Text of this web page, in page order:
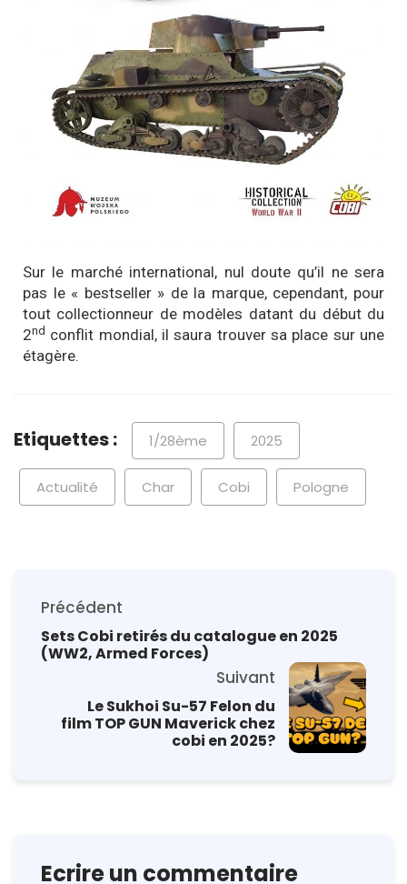
Sur le marché international, nul doute qu’il ne sera
pas le « bestseller » de la marque, cependant, pour
tout collectionneur de modèles datant du début du
2nd conflit mondial, il saura trouver sa place sur une
étagère.
Etiquettes : 1/28ème 2025
Actualité Char Cobi Pologne
Précédent
Sets Cobi retirés du catalogue en 2025
(WW2, Armed Forces)
Suivant
Le Sukhoi Su-57 Felon du
film TOP GUN Maverick chez
cobi en 2025?
Ecrire un commentaire